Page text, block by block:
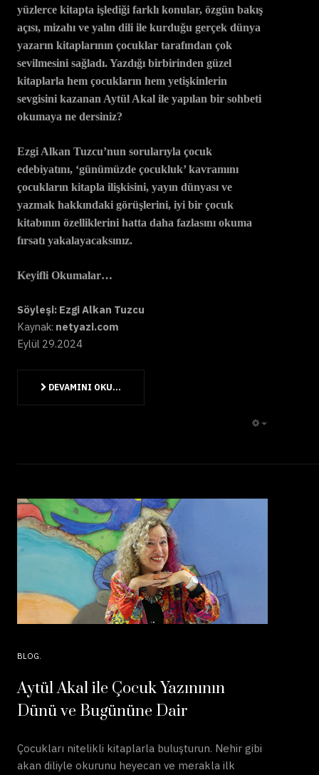
yüzlerce kitapta işlediği farklı konular, özgün bakış
açısı, mizahı ve yalın dili ile kurduğu gerçek dünya
yazarın kitaplarının çocuklar tarafından çok
sevilmesini sağladı. Yazdığı birbirinden güzel
kitaplarla hem çocukların hem yetişkinlerin
sevgisini kazanan Aytül Akal ile yapılan bir sohbeti
okumaya ne dersiniz?
Ezgi Alkan Tuzcu’nun sorularıyla çocuk
edebiyatını, ‘günümüzde çocukluk’ kavramını
çocukların kitapla ilişkisini, yayın dünyası ve
yazmak hakkındaki görüşlerini, iyi bir çocuk
kitabının özelliklerini hatta daha fazlasını okuma
fırsatı yakalayacaksınız.
Keyifli Okumalar…
Söyleşi: Ezgi Alkan Tuzcu
Kaynak: netyazi.com
Eylül 29.2024
DEVAMINI OKU...
BLOG
Aytül Akal ile Çocuk Yazınının
Dünü ve Bugününe Dair
Çocukları nitelikli kitaplarla buluşturun. Nehir gibi
akan diliyle okurunu heyecan ve merakla ilk